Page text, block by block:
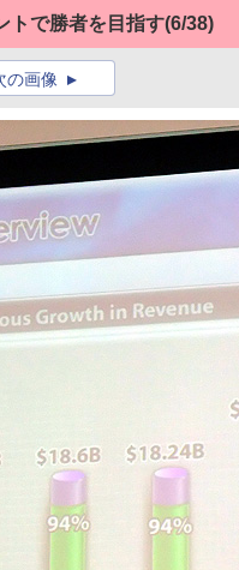
トで勝者を目指す(6/38)
の画像